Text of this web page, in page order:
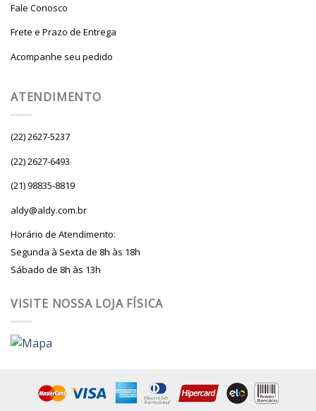
Fale Conosco
Frete e Prazo de Entrega
Acompanhe seu pedido
ATENDIMENTO
(22) 2627-5237
(22) 2627-6493
(21) 98835-8819
aldy@aldy.com.br
Horário de Atendimento:
Segunda à Sexta de 8h às 18h
Sábado de 8h às 13h
VISITE NOSSA LOJA FÍSICA